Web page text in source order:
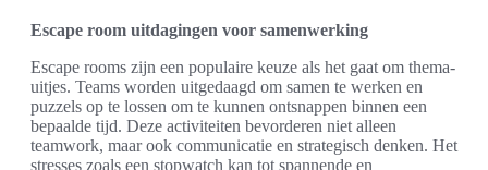
Escape room uitdagingen voor samenwerking
Escape rooms zijn een populaire keuze als het gaat om thema-
uitjes. Teams worden uitgedaagd om samen te werken en
puzzels op te lossen om te kunnen ontsnappen binnen een
bepaalde tijd. Deze activiteiten bevorderen niet alleen
teamwork, maar ook communicatie en strategisch denken. Het
stresses zoals een stopwatch kan tot spannende en